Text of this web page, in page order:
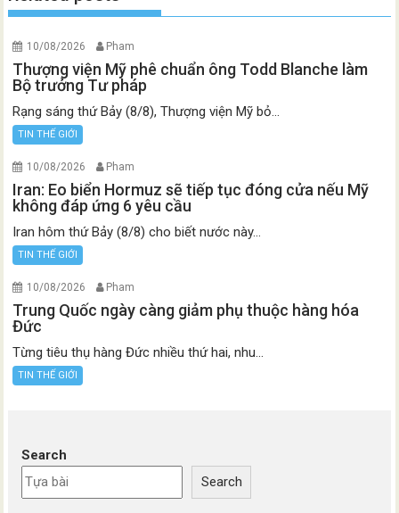
10/08/2026 Pham
Thượng viện Mỹ phê chuẩn ông Todd Blanche làm
Bộ trưởng Tư pháp
Rạng sáng thứ Bảy (8/8), Thượng viện Mỹ bỏ...
TIN THẾ GIỚI
10/08/2026 Pham
Iran: Eo biển Hormuz sẽ tiếp tục đóng cửa nếu Mỹ
không đáp ứng 6 yêu cầu
Iran hôm thứ Bảy (8/8) cho biết nước này...
TIN THẾ GIỚI
10/08/2026 Pham
Trung Quốc ngày càng giảm phụ thuộc hàng hóa
Đức
Từng tiêu thụ hàng Đức nhiều thứ hai, nhu...
TIN THẾ GIỚI
Search
Search